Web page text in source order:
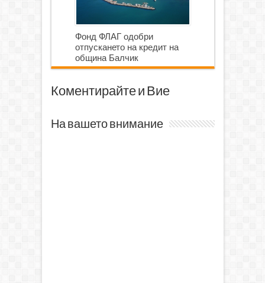
Фонд ФЛАГ одобри
отпускането на кредит на
община Балчик
Коментирайте и Вие
На вашето внимание